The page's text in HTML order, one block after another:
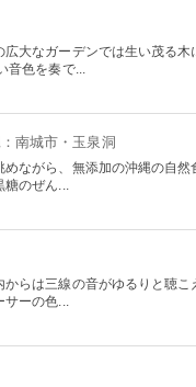
大なガーデンでは生い茂る
音色を奏で...
南城市・玉泉洞
ながら、無添加の沖縄の自
糖のぜん...
らは三線の音がゆるりと聴こ
サーの色...